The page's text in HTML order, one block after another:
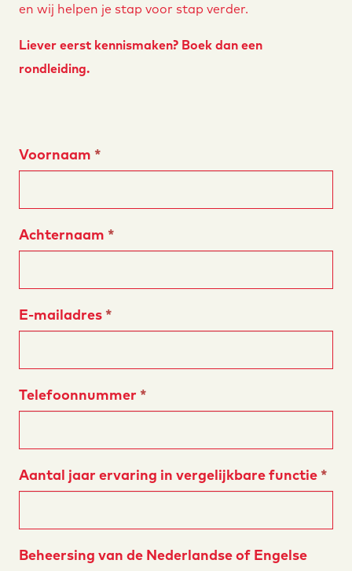
en wij helpen je stap voor stap verder.
Liever eerst kennismaken? Boek dan een
rondleiding.
Solliciteer
Voornaam *
Achternaam *
E-mailadres *
Telefoonnummer *
Aantal jaar ervaring in vergelijkbare functie *
Beheersing van de Nederlandse of Engelse